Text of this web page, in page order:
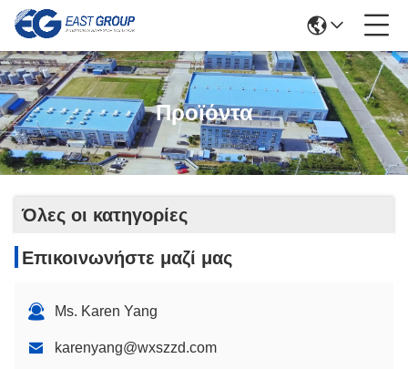
Προϊόντα
Όλες οι κατηγορίες
Επικοινωνήστε μαζί μας
Ms. Karen Yang
karenyang@wxszzd.com